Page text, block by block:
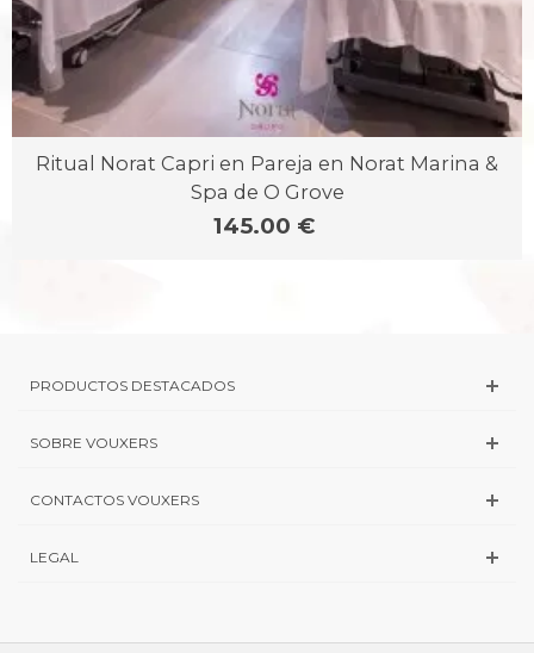
Ritual Norat Capri en Pareja en Norat Marina &
Spa de O Grove
145.00 €
PRODUCTOS DESTACADOS
SOBRE VOUXERS
CONTACTOS VOUXERS
LEGAL